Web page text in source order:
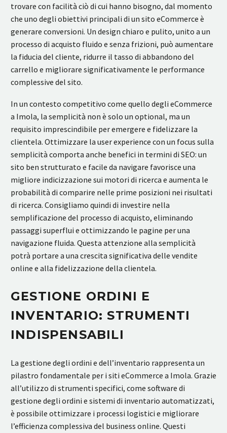
trovare con facilità ciò di cui hanno bisogno, dal momento
che uno degli obiettivi principali di un sito eCommerce è
generare conversioni. Un design chiaro e pulito, unito a un
processo di acquisto fluido e senza frizioni, può aumentare
la fiducia del cliente, ridurre il tasso di abbandono del
carrello e migliorare significativamente le performance
complessive del sito.
In un contesto competitivo come quello degli eCommerce
a Imola, la semplicità non è solo un optional, ma un
requisito imprescindibile per emergere e fidelizzare la
clientela. Ottimizzare la user experience con un focus sulla
semplicità comporta anche benefici in termini di SEO: un
sito ben strutturato e facile da navigare favorisce una
migliore indicizzazione sui motori di ricerca e aumenta le
probabilità di comparire nelle prime posizioni nei risultati
di ricerca. Consigliamo quindi di investire nella
semplificazione del processo di acquisto, eliminando
passaggi superflui e ottimizzando le pagine per una
navigazione fluida. Questa attenzione alla semplicità
potrà portare a una crescita significativa delle vendite
online e alla fidelizzazione della clientela.
GESTIONE ORDINI E
INVENTARIO: STRUMENTI
INDISPENSABILI
La gestione degli ordini e dell’inventario rappresenta un
pilastro fondamentale per i siti eCommerce a Imola. Grazie
all’utilizzo di strumenti specifici, come software di
gestione degli ordini e sistemi di inventario automatizzati,
è possibile ottimizzare i processi logistici e migliorare
l’efficienza complessiva del business online. Questi